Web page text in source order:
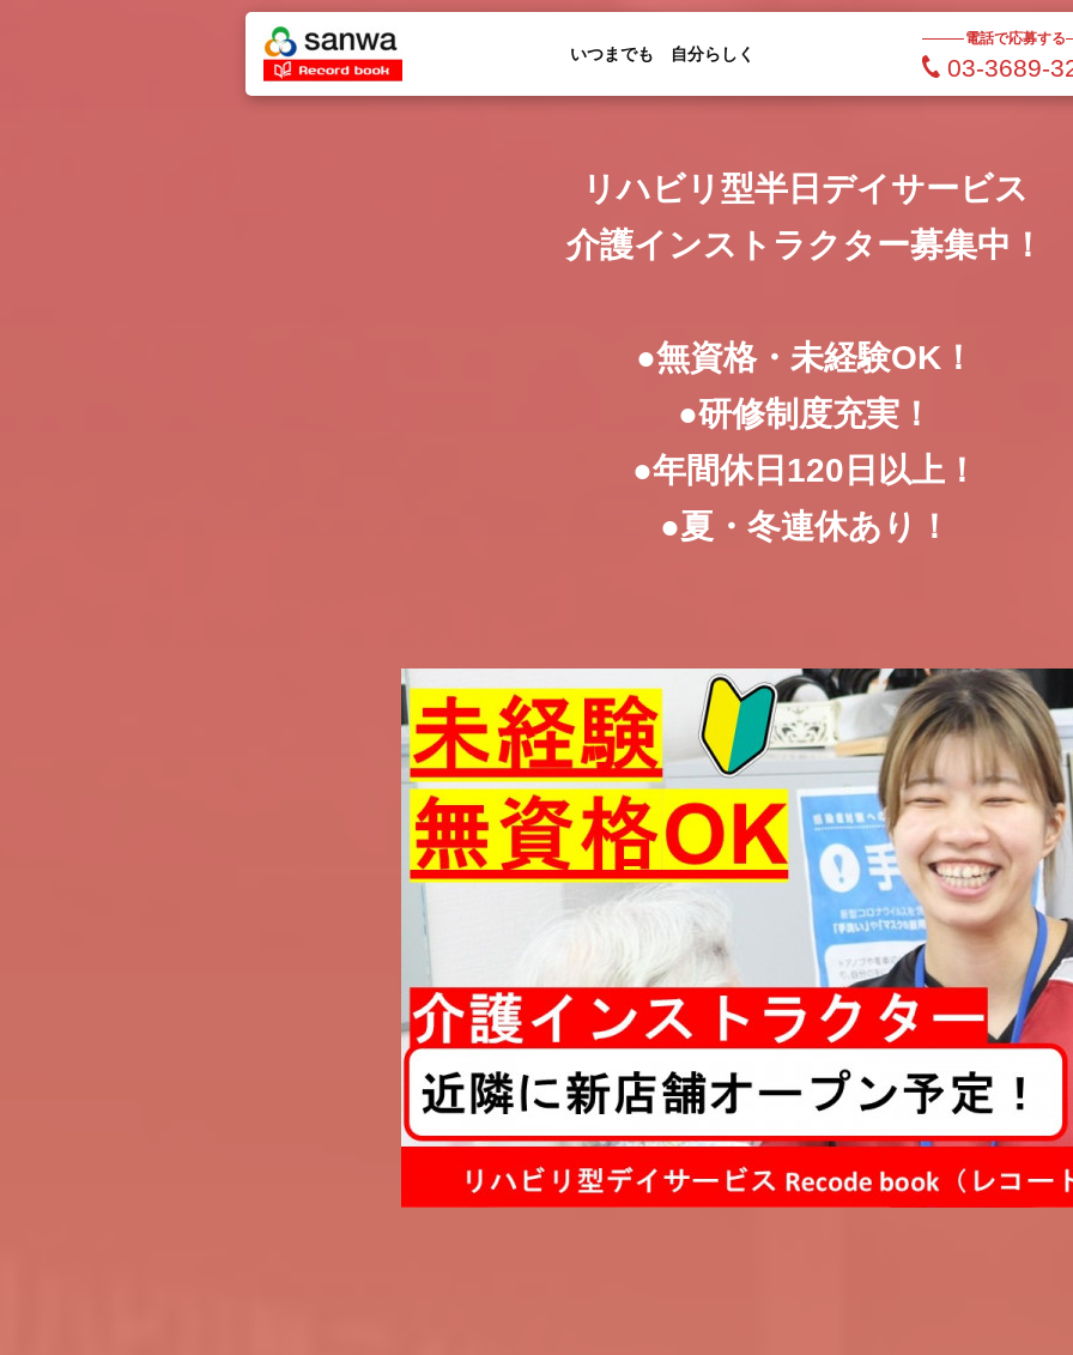
いつまでも 自分らしく
電話で応募する
03-3689-
リハビリ型半日デイサービス
介護インストラクター募集中！
●無資格・未経験OK！
●研修制度充実！
●年間休日120日以上！
●夏・冬連休あり！